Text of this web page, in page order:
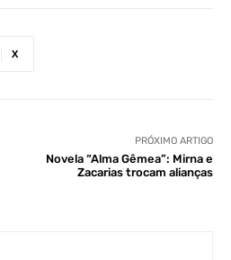
X
PRÓXIMO ARTIGO
Novela “Alma Gêmea”: Mirna e
Zacarias trocam alianças